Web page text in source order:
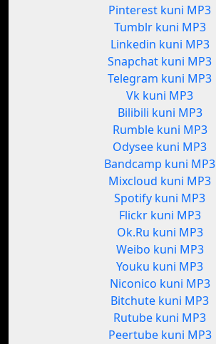
Pinterest kuni MP3
Tumblr kuni MP3
Linkedin kuni MP3
Snapchat kuni MP3
Telegram kuni MP3
Vk kuni MP3
Bilibili kuni MP3
Rumble kuni MP3
Odysee kuni MP3
Bandcamp kuni MP3
Mixcloud kuni MP3
Spotify kuni MP3
Flickr kuni MP3
Ok.Ru kuni MP3
Weibo kuni MP3
Youku kuni MP3
Niconico kuni MP3
Bitchute kuni MP3
Rutube kuni MP3
Peertube kuni MP3